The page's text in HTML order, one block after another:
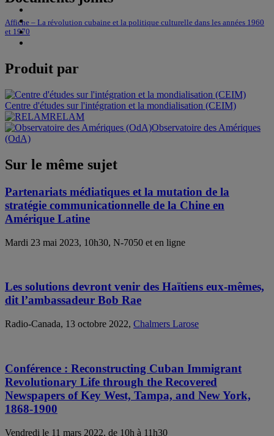
Affiche – La révolution cubaine et la politique culturelle dans les années 1960
et 1970
Produit par
Centre d'études sur l'intégration et la mondialisation (CEIM)
RELAM
Observatoire des Amériques
(OdA)
Sur le même sujet
Partenariats médiatiques et la mutation de la
stratégie communicationnelle de la Chine en
Amérique Latine
Mardi 23 mai 2023, 10h30, N-7050 et en ligne
Les solutions devront venir des Haïtiens eux-mêmes,
dit l’ambassadeur Bob Rae
Radio-Canada, 13 octobre 2022, Chalmers Larose
Conférence : Reconstructing Cuban Immigrant
Revolutionary Life through the Recovered
Newspapers of Key West, Tampa, and New York,
1868-1900
Vendredi le 11 mars 2022, de 10h à 11h30